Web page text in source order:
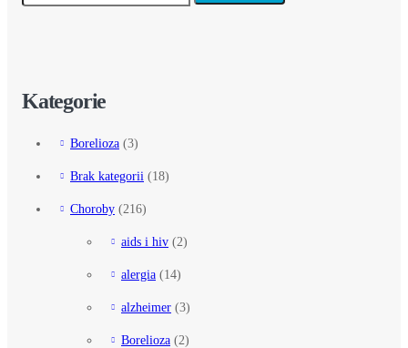
Kategorie
Borelioza (3)
Brak kategorii (18)
Choroby (216)
aids i hiv (2)
alergia (14)
alzheimer (3)
Borelioza (2)